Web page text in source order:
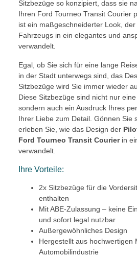
Sitzbezüge so konzipiert, dass sie
Ihren Ford Tourneo Transit Courier
ist ein maßgeschneiderter Look,
Fahrzeugs in ein elegantes und
verwandelt.
Egal, ob Sie sich für eine lange
in der Stadt unterwegs sind, das
Sitzbezüge wird Sie immer wieder
Diese Sitzbezüge sind nicht nur
sondern auch ein Ausdruck Ihres
Ihrer Liebe zum Detail. Gönnen Sie
erleben Sie, wie das Design der
Ford Tourneo Transit Courierin
verwandelt.
Ihre Vorteile:
2x Sitzbezüge für die
enthalten
Mit ABE-Zulassung – keine
und sofort legal nutzbar
Außergewöhnliches Design
Hergestellt aus hochwertigen
Automobilindustrie